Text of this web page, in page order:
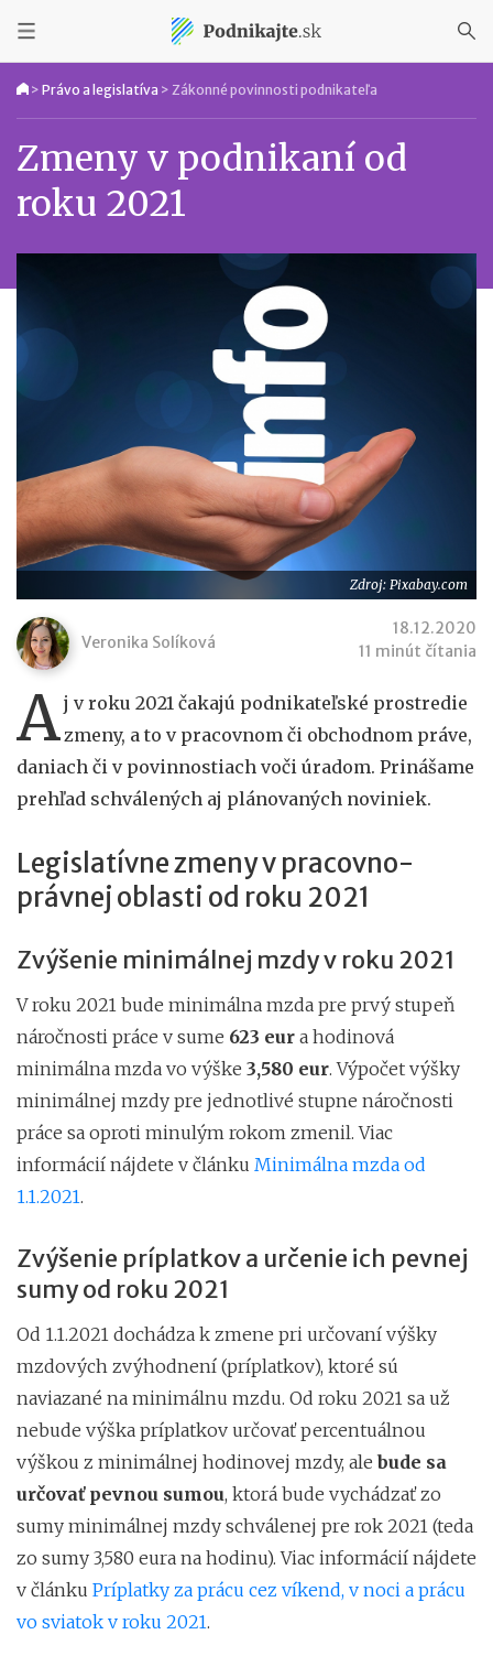
> Právo a legislatíva > Zákonné povinnosti podnikateľa
Zmeny v podnikaní od
roku 2021
Zdroj: Pixabay.com
Veronika Solíková
18.12.2020
11 minút čítania
Aj v roku 2021 čakajú podnikateľské prostredie
zmeny, a to v pracovnom či obchodnom práve,
daniach či v povinnostiach voči úradom. Prinášame
prehľad schválených aj plánovaných noviniek.
Legislatívne zmeny v pracovno-
právnej oblasti od roku 2021
Zvýšenie minimálnej mzdy v roku 2021
V roku 2021 bude minimálna mzda pre prvý stupeň
náročnosti práce v sume 623 eur a hodinová
minimálna mzda vo výške 3,580 eur. Výpočet výšky
minimálnej mzdy pre jednotlivé stupne náročnosti
práce sa oproti minulým rokom zmenil. Viac
informácií nájdete v článku Minimálna mzda od
1.1.2021.
Zvýšenie príplatkov a určenie ich pevnej
sumy od roku 2021
Od 1.1.2021 dochádza k zmene pri určovaní výšky
mzdových zvýhodnení (príplatkov), ktoré sú
naviazané na minimálnu mzdu. Od roku 2021 sa už
nebude výška príplatkov určovať percentuálnou
výškou z minimálnej hodinovej mzdy, alebude sa
určovať pevnou sumou, ktorá bude vychádzať zo
sumy minimálnej mzdy schválenej pre rok 2021 (teda
zo sumy 3,580 eura na hodinu). Viac informácií nájdete
v článku Príplatky za prácu cez víkend, v noci a prácu
vo sviatok v roku 2021.